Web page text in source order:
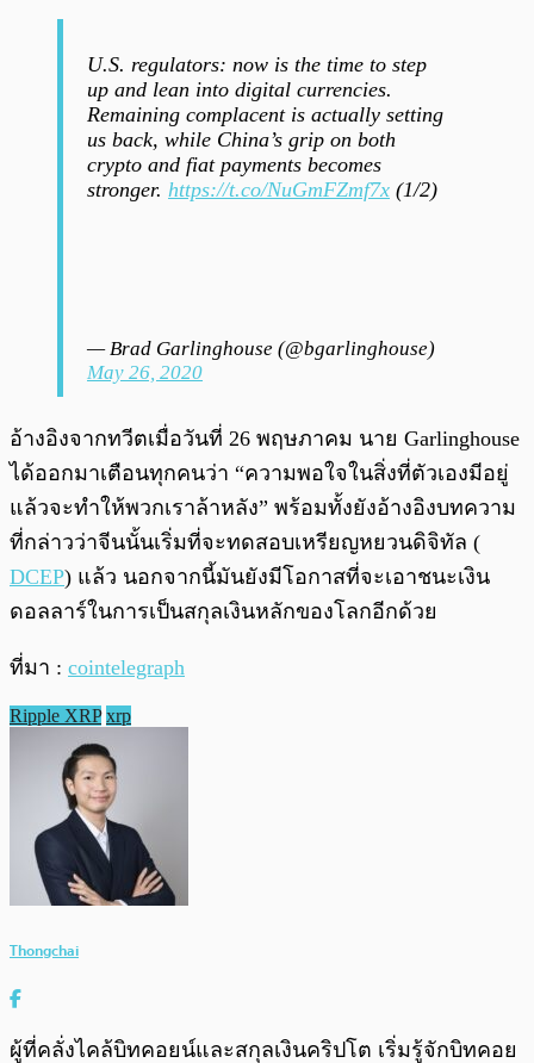
U.S. regulators: now is the time to step
up and lean into digital currencies.
Remaining complacent is actually setting
us back, while China’s grip on both
crypto and fiat payments becomes
stronger. https://t.co/NuGmFZmf7x (1/2)
— Brad Garlinghouse (@bgarlinghouse)
May 26, 2020
อ้างอิงจากทวีตเมื่อวันที่ 26 พฤษภาคม นาย Garlinghouse
ได้ออกมาเตือนทุกคนว่า “ความพอใจในสิ่งที่ตัวเองมีอยู่
แล้วจะทำให้พวกเราล้าหลัง” พร้อมทั้งยังอ้างอิงบทความ
ที่กล่าวว่าจีนนั้นเริ่มที่จะทดสอบเหรียญหยวนดิจิทัล (
DCEP) แล้ว นอกจากนี้มันยังมีโอกาสที่จะเอาชนะเงิน
ดอลลาร์ในการเป็นสกุลเงินหลักของโลกอีกด้วย
ที่มา : cointelegraph
Ripple XRP xrp
Thongchai
ผู้ที่คลั่งไคล้บิทคอยน์และสกุลเงินคริปโต เริ่มรู้จักบิทคอย